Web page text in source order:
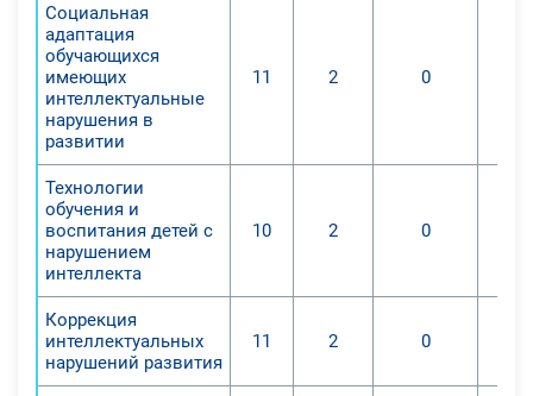
Социальная
адаптация
обучающихся
имеющих
интеллектуальные
нарушения в
развитии
11 2 0
Технологии
обучения и
воспитания детей с
нарушением
интеллекта
10 2 0
Коррекция
интеллектуальных
нарушений развития
11 2 0